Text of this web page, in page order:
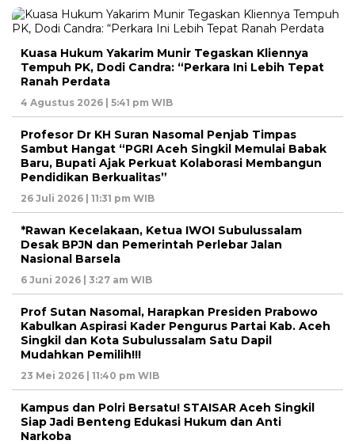
Kuasa Hukum Yakarim Munir Tegaskan Kliennya
Tempuh PK, Dodi Candra: “Perkara Ini Lebih Tepat
Ranah Perdata
4 Agustus 2026 | 5:41 pm WIB
Profesor Dr KH Suran Nasomal Penjab Timpas
Sambut Hangat “PGRI Aceh Singkil Memulai Babak
Baru, Bupati Ajak Perkuat Kolaborasi Membangun
Pendidikan Berkualitas”
26 Juli 2026 | 11:31 pm WIB
*Rawan Kecelakaan, Ketua IWOI Subulussalam
Desak BPJN dan Pemerintah Perlebar Jalan
Nasional Barsela
6 Juni 2026 | 3:27 am WIB
Prof Sutan Nasomal, Harapkan Presiden Prabowo
Kabulkan Aspirasi Kader Pengurus Partai Kab. Aceh
Singkil dan Kota Subulussalam Satu Dapil
Mudahkan Pemilih!!!
23 Mei 2026 | 11:40 pm WIB
Kampus dan Polri Bersatu! STAISAR Aceh Singkil
Siap Jadi Benteng Edukasi Hukum dan Anti
Narkoba